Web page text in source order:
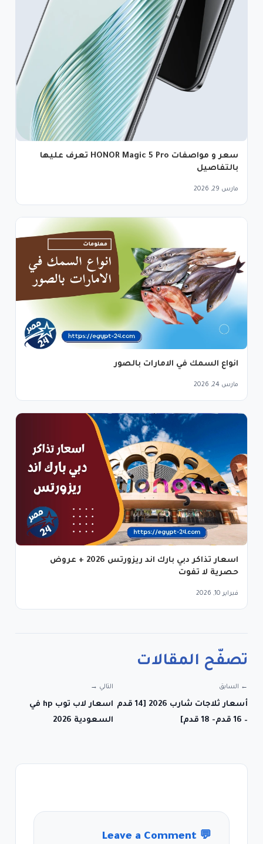
سعر و مواصفات HONOR Magic 5 Pro تعرف عليها
بالتفاصيل
مارس 29, 2026
انواع السمك في الامارات بالصور
مارس 24, 2026
اسعار تذاكر دبي بارك اند ريزورتس 2026 + عروض
حصرية لا تفوت
فبراير 10, 2026
تصفّح المقالات
← السابق
أسعار ثلاجات شارب 2026 [14 قدم
– 16 قدم- 18 قدم]
التالي →
اسعار لاب توب hp في
السعودية 2026
💬
Leave a Comment